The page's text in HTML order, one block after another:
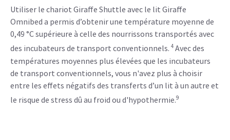
Utiliser le chariot Giraffe Shuttle avec le lit Giraffe
Omnibed a permis d’obtenir une température moyenne de
0,49 °C supérieure à celle des nourrissons transportés avec
des incubateurs de transport conventionnels. 4 Avec des
températures moyennes plus élevées que les incubateurs
de transport conventionnels, vous n'avez plus à choisir
entre les effets négatifs des transferts d’un lit à un autre et
le risque de stress dû au froid ou d'hypothermie.9